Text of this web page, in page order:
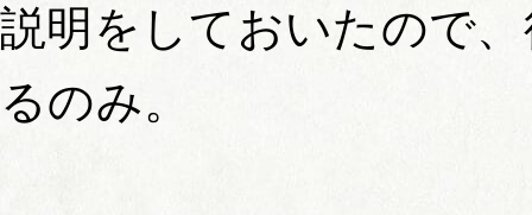
説明をしておいたので
るのみ。